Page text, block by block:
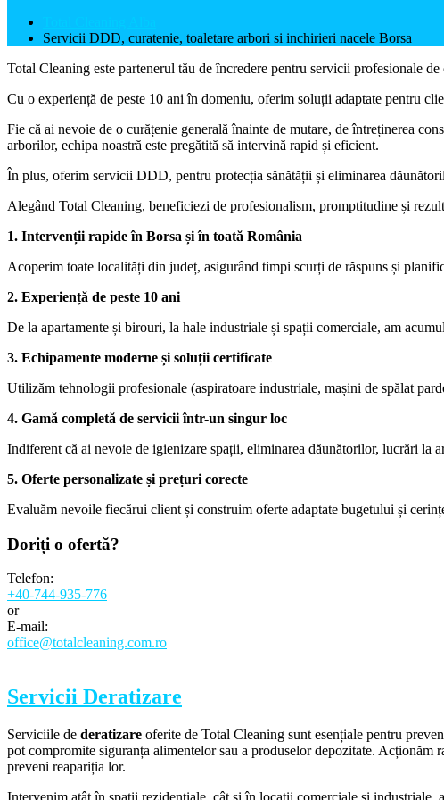
Servicii DDD, curatenie, toaletare arbori si inchirieri nacele Borsa
Total Cleaning este partenerul tău de încredere pentru servicii profesionale
Cu o experiență de peste 10 ani în domeniu, oferim soluții adaptate pentru
Fie că ai nevoie de o curățenie generală înainte de mutare, de întreținerea
arborilor, echipa noastră este pregătită să intervină rapid și eficient.
În plus, oferim servicii DDD, pentru protecția sănătății și eliminarea
Alegând Total Cleaning, beneficiezi de profesionalism, promptitudine și
1. Intervenții rapide în Borsa și în toată România
Acoperim toate localități din județ, asigurând timpi scurți de răspuns și
2. Experiență de peste 10 ani
De la apartamente și birouri, la hale industriale și spații comerciale, am
3. Echipamente moderne și soluții certificate
Utilizăm tehnologii profesionale (aspiratoare industriale, mașini de spălat
4. Gamă completă de servicii într-un singur loc
Indiferent că ai nevoie de igienizare spații, eliminarea dăunătorilor, lucrări la
5. Oferte personalizate și prețuri corecte
Evaluăm nevoile fiecărui client și construim oferte adaptate bugetului și
Doriți o ofertă?
Telefon:
+40-744-935-776
or
E-mail:
office@totalcleaning.com.ro
Servicii Deratizare
Serviciile de deratizare oferite de Total Cleaning sunt esențiale pentru
pot compromite siguranța alimentelor sau a produselor depozitate.
preveni reapariția lor.